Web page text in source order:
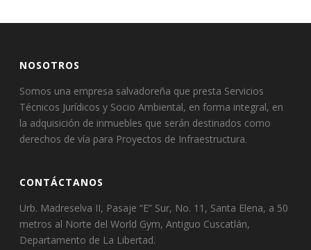
NOSOTROS
Somos una empresa salvadoreña que presta Servicios
Técnicos Jurídicos y Socio Ambiental, en forma integral, en
la adquisición de inmuebles que serán destinados como
derechos de vía para Proyectos de Infraestructura.
CONTÁCTANOS
Urb. Madreselva II, Pasaje “E” Sur, No. 11, Santa Elena, a 50
metros al Norte del World Gym, Antiguo Cuscatlán,
Departamento de La Libertad.